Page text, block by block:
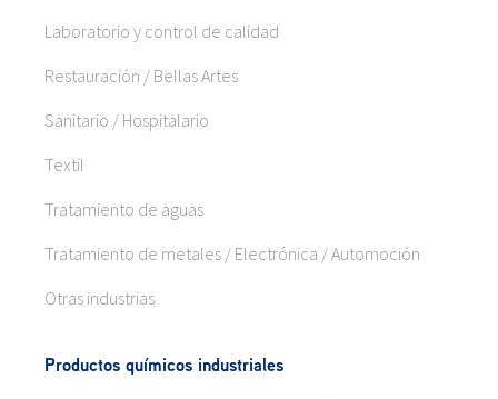
Laboratorio y control de calidad
Restauración / Bellas Artes
Sanitario / Hospitalario
Textil
Tratamiento de aguas
Tratamiento de metales / Electrónica / Automoción
Otras industrias
Productos químicos industriales